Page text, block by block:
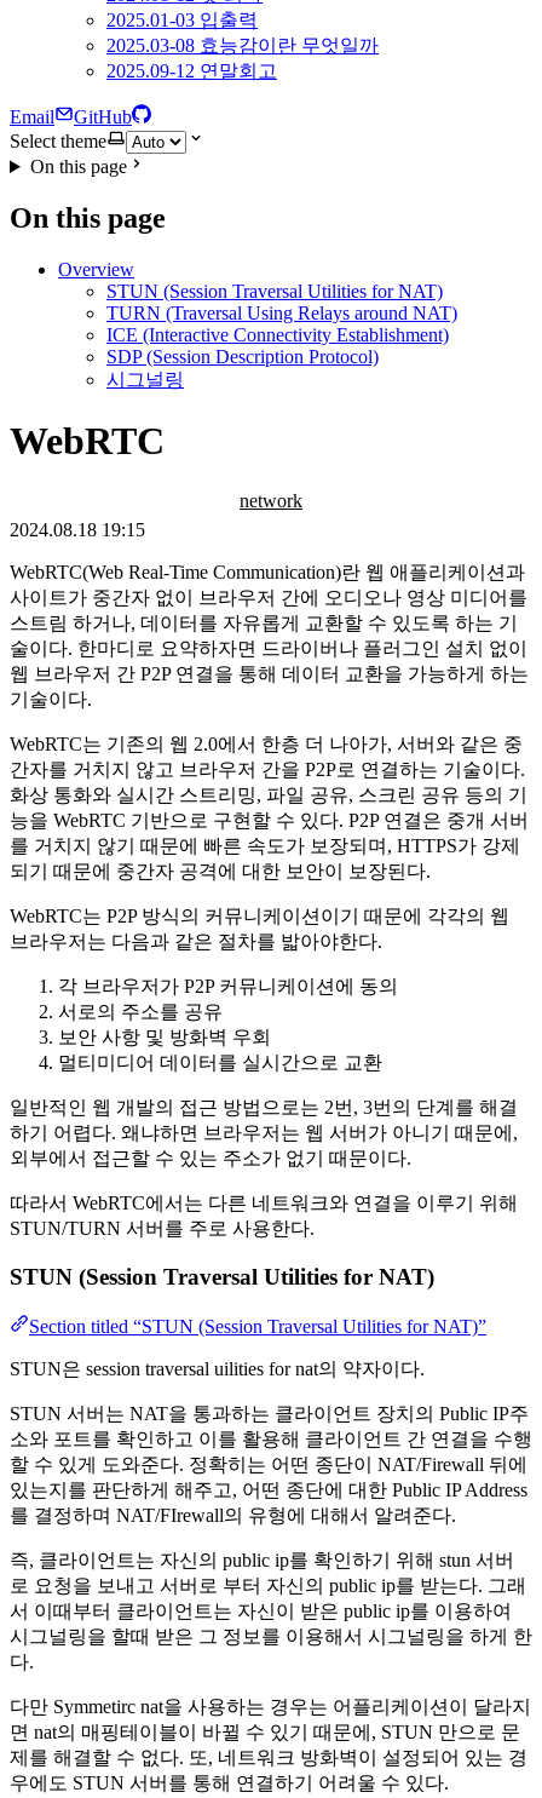
2025.01-03 입출력
2025.03-08 효능감이란 무엇일까
2025.09-12 연말회고
Email
GitHub
Select theme
On this page
On this page
Overview
STUN (Session Traversal Utilities for NAT)
TURN (Traversal Using Relays around NAT)
ICE (Interactive Connectivity Establishment)
SDP (Session Description Protocol)
시그널링
WebRTC
network
2024.08.18 19:15
WebRTC(Web Real-Time Communication)란 웹 애플리케이션과
사이트가 중간자 없이 브라우저 간에 오디오나 영상 미디어를
스트림 하거나, 데이터를 자유롭게 교환할 수 있도록 하는 기
술이다. 한마디로 요약하자면 드라이버나 플러그인 설치 없이
웹 브라우저 간 P2P 연결을 통해 데이터 교환을 가능하게 하는
기술이다.
WebRTC는 기존의 웹 2.0에서 한층 더 나아가, 서버와 같은 중
간자를 거치지 않고 브라우저 간을 P2P로 연결하는 기술이다.
화상 통화와 실시간 스트리밍, 파일 공유, 스크린 공유 등의 기
능을 WebRTC 기반으로 구현할 수 있다. P2P 연결은 중개 서버
를 거치지 않기 때문에 빠른 속도가 보장되며, HTTPS가 강제
되기 때문에 중간자 공격에 대한 보안이 보장된다.
WebRTC는 P2P 방식의 커뮤니케이션이기 때문에 각각의 웹
브라우저는 다음과 같은 절차를 밟아야한다.
각 브라우저가 P2P 커뮤니케이션에 동의
서로의 주소를 공유
보안 사항 및 방화벽 우회
멀티미디어 데이터를 실시간으로 교환
일반적인 웹 개발의 접근 방법으로는 2번, 3번의 단계를 해결
하기 어렵다. 왜냐하면 브라우저는 웹 서버가 아니기 때문에,
외부에서 접근할 수 있는 주소가 없기 때문이다.
따라서 WebRTC에서는 다른 네트워크와 연결을 이루기 위해
STUN/TURN 서버를 주로 사용한다.
STUN (Session Traversal Utilities for NAT)
Section titled “STUN (Session Traversal Utilities for NAT)”
STUN은 session traversal uilities for nat의 약자이다.
STUN 서버는 NAT을 통과하는 클라이언트 장치의 Public IP주
소와 포트를 확인하고 이를 활용해 클라이언트 간 연결을 수행
할 수 있게 도와준다. 정확히는 어떤 종단이 NAT/Firewall 뒤에
있는지를 판단하게 해주고, 어떤 종단에 대한 Public IP Address
를 결정하며 NAT/FIrewall의 유형에 대해서 알려준다.
즉, 클라이언트는 자신의 public ip를 확인하기 위해 stun 서버
로 요청을 보내고 서버로 부터 자신의 public ip를 받는다. 그래
서 이때부터 클라이언트는 자신이 받은 public ip를 이용하여
시그널링을 할때 받은 그 정보를 이용해서 시그널링을 하게 한
다.
다만 Symmetirc nat을 사용하는 경우는 어플리케이션이 달라지
면 nat의 매핑테이블이 바뀔 수 있기 때문에, STUN 만으로 문
제를 해결할 수 없다. 또, 네트워크 방화벽이 설정되어 있는 경
우에도 STUN 서버를 통해 연결하기 어려울 수 있다.